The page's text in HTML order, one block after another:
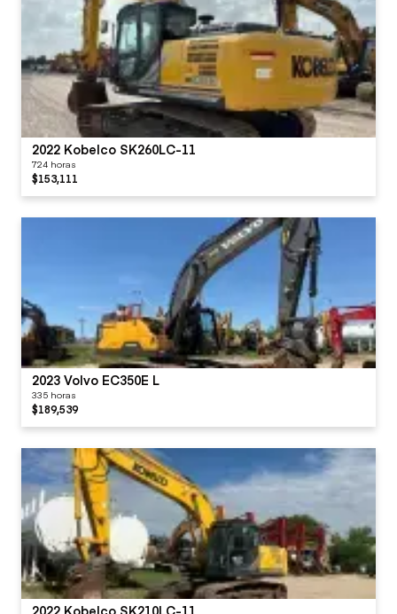
2022 Kobelco SK260LC-11
724 horas
$153,111
2023 Volvo EC350E L
335 horas
$189,539
2022 Kobelco SK210LC-11